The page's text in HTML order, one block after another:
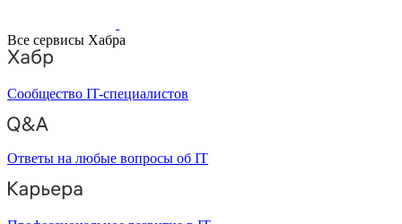
Все сервисы Хабра
Сообщество IT-специалистов
Ответы на любые вопросы об IT